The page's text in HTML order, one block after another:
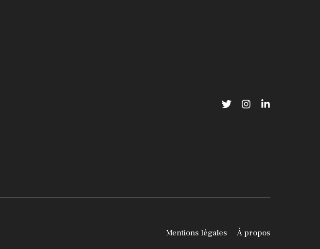
Mentions légales À propos